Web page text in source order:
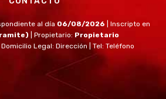
al día 06/08/2026
| Inscripto en
| Propietario: Propietario
Domicilio Legal: Dirección | Tel: Teléfono